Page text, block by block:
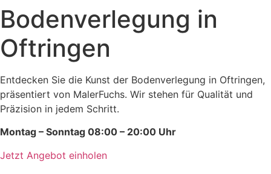
Bodenverlegung in
Oftringen
Entdecken Sie die Kunst der Bodenverlegung in Oftringen,
präsentiert von MalerFuchs. Wir stehen für Qualität und
Präzision in jedem Schritt.
Montag – Sonntag 08:00 – 20:00 Uhr
Jetzt Angebot einholen